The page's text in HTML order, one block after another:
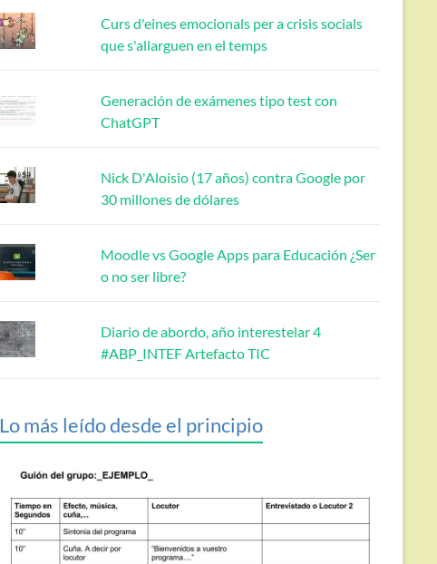
Curs d'eines emocionals per a crisis socials
que s'allarguen en el temps
Generación de exámenes tipo test con
ChatGPT
Nick D'Aloisio (17 años) contra Google por
30 millones de dólares
Moodle vs Google Apps para Educación ¿Ser
o no ser libre?
Diario de abordo, año interestelar 4
#ABP_INTEF Artefacto TIC
Lo más leído desde el principio